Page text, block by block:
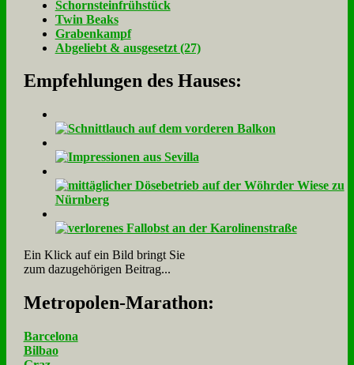
Schorn­stein­früh­stück
Twin Beaks
Gra­ben­kampf
Ab­ge­liebt & aus­ge­setzt (27)
Empfehlungen des Hauses:
Ein Klick auf ein Bild bringt Sie
zum dazugehörigen Beitrag...
Me­tro­po­len-Ma­ra­thon:
Barcelona
Bilbao